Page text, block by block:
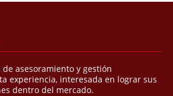
asesoramiento y gestión
experiencia, interesada en lograr sus
dentro del mercado.